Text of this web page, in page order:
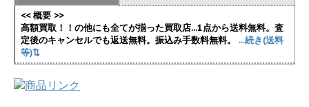
<< 概要 >>
高額買取！！の他にも全てが揃った買取店...1点から送料無料。査
定後のキャンセルでも返送無料。振込み手数料無料。
...続き(送料
等)⇅